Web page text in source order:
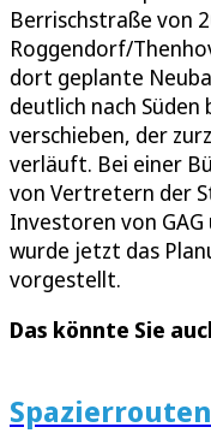
Berrischstraße von
Roggendorf/
dort geplante
deutlich nach Süden
verschieben, der
verläuft. Bei einer
von Vertretern der
Investoren von GAG
wurde jetzt das
vorgestellt.
Das könnte Sie